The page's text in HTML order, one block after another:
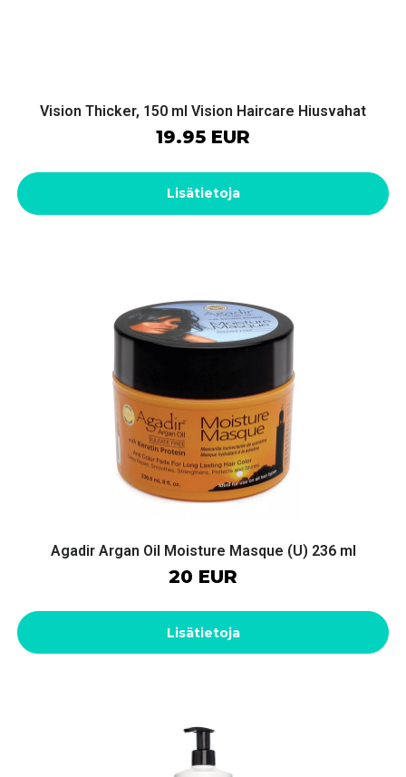
Vision Thicker, 150 ml Vision Haircare Hiusvahat
19.95 EUR
Lisätietoja
Agadir Argan Oil Moisture Masque (U) 236 ml
20 EUR
Lisätietoja